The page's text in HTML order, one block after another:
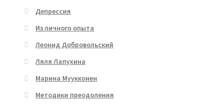
Депрессия
Из личного опыта
Леонид Добровольский
Ляля Лапухина
Марина Муукконен
Методики преодоления